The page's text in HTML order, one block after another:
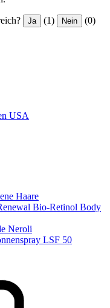
Ja (1) Nein (0)
USA
Haare
Bio-Retinol Body
Neroli
LSF 50